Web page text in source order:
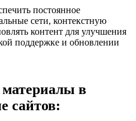
постоянное
сети, контекстную
контент для улучшения
поддержке и обновлении
материалы в
сайтов: